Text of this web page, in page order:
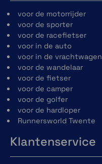
voor de motorrijder
voor de sporter
voor de racefietser
voor in de auto
voor in de vrachtwagen
voor de wandelaar
voor de fietser
voor de camper
voor de golfer
voor de hardloper
Runnersworld Twente
Klantenservice